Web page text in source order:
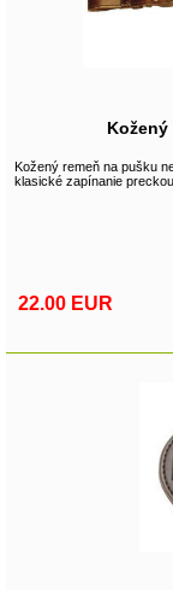
Kožený remeň na pušku
klasické zapínanie preckou
22.00 EUR